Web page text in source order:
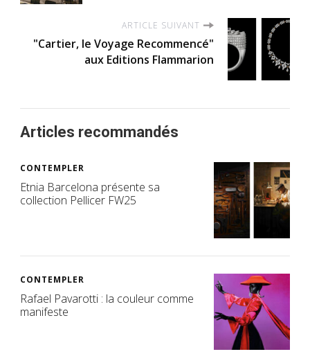
ARTICLE SUIVANT
"Cartier, le Voyage Recommencé"
aux Editions Flammarion
Articles recommandés
CONTEMPLER
Etnia Barcelona présente sa
collection Pellicer FW25
CONTEMPLER
Rafael Pavarotti : la couleur comme
manifeste